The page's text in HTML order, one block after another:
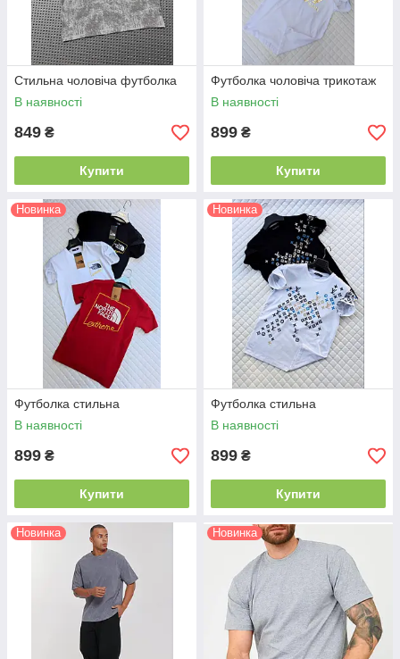
Стильна чоловіча футболка
В наявності
849 ₴
Купити
Футболка чоловіча трикотаж
В наявності
899 ₴
Купити
Новинка
Футболка стильна
В наявності
899 ₴
Купити
Новинка
Футболка стильна
В наявності
899 ₴
Купити
Новинка Новинка